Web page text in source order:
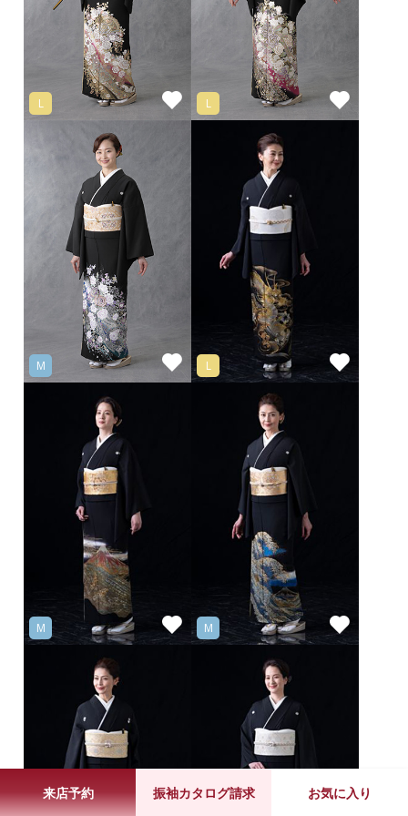
来店予約 振袖カタログ請求 お気に入り
L L
M L
M M